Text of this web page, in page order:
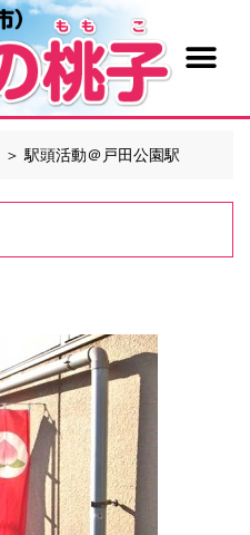
＞駅頭活動＠戸田公園駅